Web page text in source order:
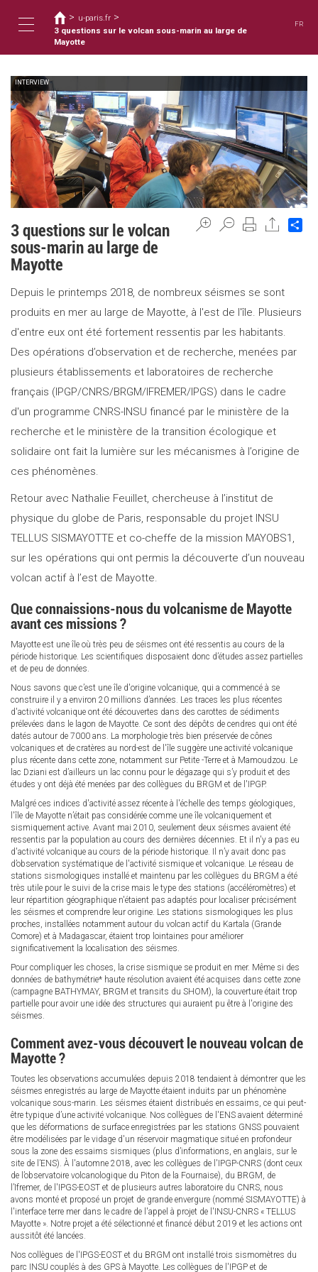
main
Toggle
navigation
You
are
here
> u-paris.fr >
3 questions sur le volcan sous-marin au large de
Mayotte
FR
INTERVIEW
3 questions sur le volcan
sous-marin au large de
Mayotte
Depuis le printemps 2018, de nombreux séismes se sont
produits en mer au large de Mayotte, à l'est de l'île. Plusieurs
d'entre eux ont été fortement ressentis par les habitants.
Des opérations d’observation et de recherche, menées par
plusieurs établissements et laboratoires de recherche
français (IPGP/CNRS/BRGM/IFREMER/IPGS) dans le cadre
d'un programme CNRS-INSU financé par le ministère de la
recherche et le ministère de la transition écologique et
solidaire ont fait la lumière sur les mécanismes à l’origine de
ces phénomènes.
Retour avec Nathalie Feuillet, chercheuse à l’institut de
physique du globe de Paris, responsable du projet INSU
TELLUS SISMAYOTTE et co-cheffe de la mission MAYOBS1,
sur les opérations qui ont permis la découverte d’un nouveau
volcan actif à l’est de Mayotte.
Que connaissions-nous du volcanisme de Mayotte
avant ces missions ?
Mayotte est une île où très peu de séismes ont été ressentis au cours de la
période historique. Les scientifiques disposaient donc d’études assez partielles
et de peu de données.
Nous savons que c’est une île d'origine volcanique, qui a commencé à se
construire il y a environ 20 millions d’années. Les traces les plus récentes
d'activité volcanique ont été découvertes dans des carottes de sédiments
prélevées dans le lagon de Mayotte. Ce sont des dépôts de cendres qui ont été
datés autour de 7000 ans. La morphologie très bien préservée de cônes
volcaniques et de cratères au nord-est de l'île suggère une activité volcanique
plus récente dans cette zone, notamment sur Petite -Terre et à Mamoudzou. Le
lac Dziani est d’ailleurs un lac connu pour le dégazage qui s’y produit et des
études y ont déjà été menées par des collègues du BRGM et de l'IPGP.
Malgré ces indices d'activité assez récente à l'échelle des temps géologiques,
l'île de Mayotte n’était pas considérée comme une île volcaniquement et
sismiquement active. Avant mai 2010, seulement deux séismes avaient été
ressentis par la population au cours des dernières décennies. Et il n'y a pas eu
d'activité volcanique au cours de la période historique. Il n’y avait donc pas
d’observation systématique de l'activité sismique et volcanique. Le réseau de
stations sismologiques installé et maintenu par les collègues du BRGM a été
très utile pour le suivi de la crise mais le type des stations (accéléromètres) et
leur répartition géographique n'étaient pas adaptés pour localiser précisément
les séismes et comprendre leur origine. Les stations sismologiques les plus
proches, installées notamment autour du volcan actif du Kartala (Grande
Comore) et à Madagascar, étaient trop lointaines pour améliorer
significativement la localisation des séismes.
Pour compliquer les choses, la crise sismique se produit en mer. Même si des
données de bathymétrie* haute résolution avaient été acquises dans cette zone
(campagne BATHYMAY, BRGM et transits du SHOM), la couverture était trop
partielle pour avoir une idée des structures qui auraient pu être à l'origine des
séismes.
Comment avez-vous découvert le nouveau volcan de
Mayotte ?
Toutes les observations accumulées depuis 2018 tendaient à démontrer que les
séismes enregistrés au large de Mayotte étaient induits par un phénomène
volcanique sous-marin. Les séismes étaient distribués en essaims, ce qui peut-
être typique d’une activité volcanique. Nos collègues de l'ENS avaient déterminé
que les déformations de surface enregistrées par les stations GNSS pouvaient
être modélisées par le vidage d'un réservoir magmatique situé en profondeur
sous la zone des essaims sismiques (plus d’informations, en anglais, sur le
site de l’ENS). À l'automne 2018, avec les collègues de l'IPGP-CNRS (dont ceux
de l’observatoire volcanologique du Piton de la Fournaise), du BRGM, de
l’Ifremer, de l'IPGS-EOST et de plusieurs autres laboratoire du CNRS, nous
avons monté et proposé un projet de grande envergure (nommé SISMAYOTTE) à
l'interface terre mer dans le cadre de l'appel à projet de l'INSU-CNRS « TELLUS
Mayotte ». Notre projet a été sélectionné et financé début 2019 et les actions ont
aussitôt été lancées.
Nos collègues de l'IPGS-EOST et du BRGM ont installé trois sismomètres du
parc INSU couplés à des GPS à Mayotte. Les collègues de l'IPGP et de